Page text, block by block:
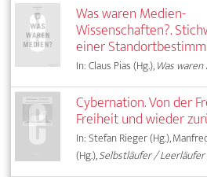
Was waren Medien-
Wissenschaften?.
einer
In: Claus Pias (Hg.),Was
Cybernation. Von der
Freiheit und wieder
In: Stefan Rieger (Hg.),
(Hg.),Selbstläufer / Leerläufer